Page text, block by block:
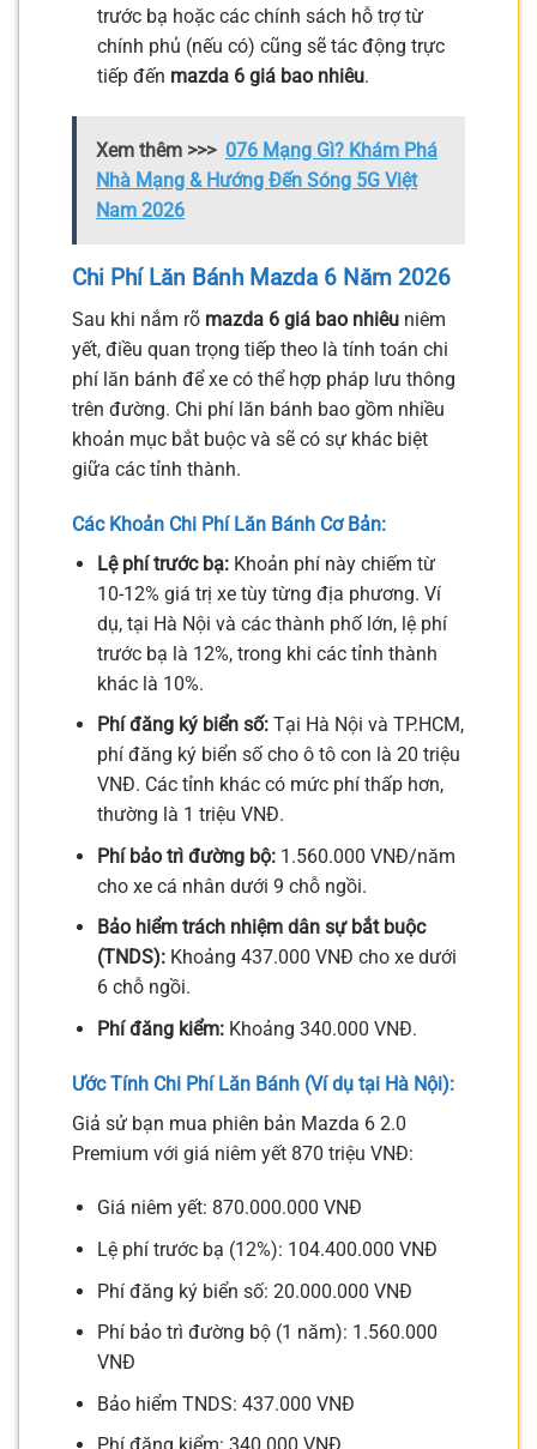
trước bạ hoặc các chính sách hỗ trợ từ
chính phủ (nếu có) cũng sẽ tác động trực
tiếp đến mazda 6 giá bao nhiêu.
Xem thêm >>> 076 Mạng Gì? Khám Phá
Nhà Mạng & Hướng Đến Sóng 5G Việt
Nam 2026
Chi Phí Lăn Bánh Mazda 6 Năm 2026
Sau khi nắm rõ mazda 6 giá bao nhiêu niêm
yết, điều quan trọng tiếp theo là tính toán chi
phí lăn bánh để xe có thể hợp pháp lưu thông
trên đường. Chi phí lăn bánh bao gồm nhiều
khoản mục bắt buộc và sẽ có sự khác biệt
giữa các tỉnh thành.
Các Khoản Chi Phí Lăn Bánh Cơ Bản:
Lệ phí trước bạ:Khoản phí này chiếm từ
10-12% giá trị xe tùy từng địa phương. Ví
dụ, tại Hà Nội và các thành phố lớn, lệ phí
trước bạ là 12%, trong khi các tỉnh thành
khác là 10%.
Phí đăng ký biển số:Tại Hà Nội và TP.HCM,
phí đăng ký biển số cho ô tô con là 20 triệu
VNĐ. Các tỉnh khác có mức phí thấp hơn,
thường là 1 triệu VNĐ.
Phí bảo trì đường bộ:1.560.000 VNĐ/năm
cho xe cá nhân dưới 9 chỗ ngồi.
Bảo hiểm trách nhiệm dân sự bắt buộc
(TNDS):Khoảng 437.000 VNĐ cho xe dưới
6 chỗ ngồi.
Phí đăng kiểm:Khoảng 340.000 VNĐ.
Ước Tính Chi Phí Lăn Bánh (Ví dụ tại Hà Nội):
Giả sử bạn mua phiên bản Mazda 6 2.0
Premium với giá niêm yết 870 triệu VNĐ:
Giá niêm yết: 870.000.000 VNĐ
Lệ phí trước bạ (12%): 104.400.000 VNĐ
Phí đăng ký biển số: 20.000.000 VNĐ
Phí bảo trì đường bộ (1 năm): 1.560.000
VNĐ
Bảo hiểm TNDS: 437.000 VNĐ